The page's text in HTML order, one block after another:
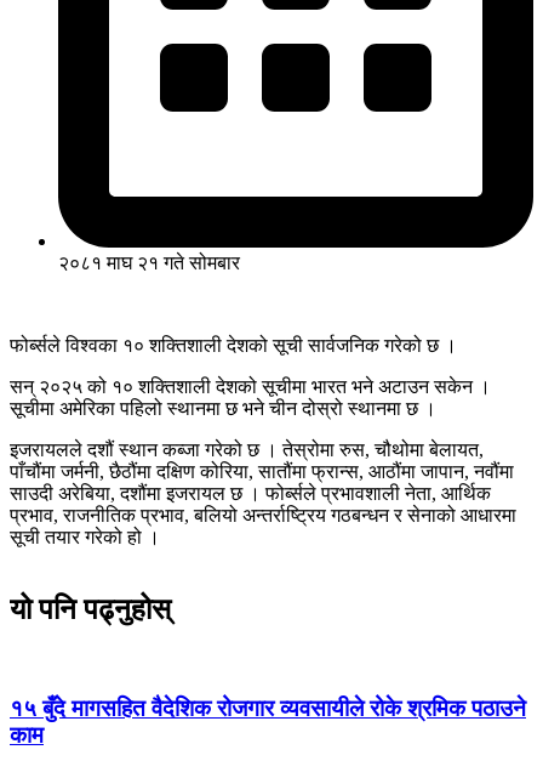
२०८१ माघ २१ गते सोमबार
फोर्ब्सले विश्वका १० शक्तिशाली देशको सूची सार्वजनिक गरेको छ ।
सन् २०२५ को १० शक्तिशाली देशको सूचीमा भारत भने अटाउन सकेन ।
सूचीमा अमेरिका पहिलो स्थानमा छ भने चीन दोस्रो स्थानमा छ ।
इजरायलले दशौं स्थान कब्जा गरेको छ । तेस्रोमा रुस, चौथोमा बेलायत,
पाँचौंमा जर्मनी, छैठौंमा दक्षिण कोरिया, सातौंमा फ्रान्स, आठौंमा जापान, नवौंमा
साउदी अरेबिया, दशौंमा इजरायल छ । फोर्ब्सले प्रभावशाली नेता, आर्थिक
प्रभाव, राजनीतिक प्रभाव, बलियो अन्तर्राष्ट्रिय गठबन्धन र सेनाको आधारमा
सूची तयार गरेको हो ।
यो पनि पढ्नुहोस्
१५ बुँदे मागसहित वैदेशिक रोजगार व्यवसायीले रोके श्रमिक पठाउने
काम